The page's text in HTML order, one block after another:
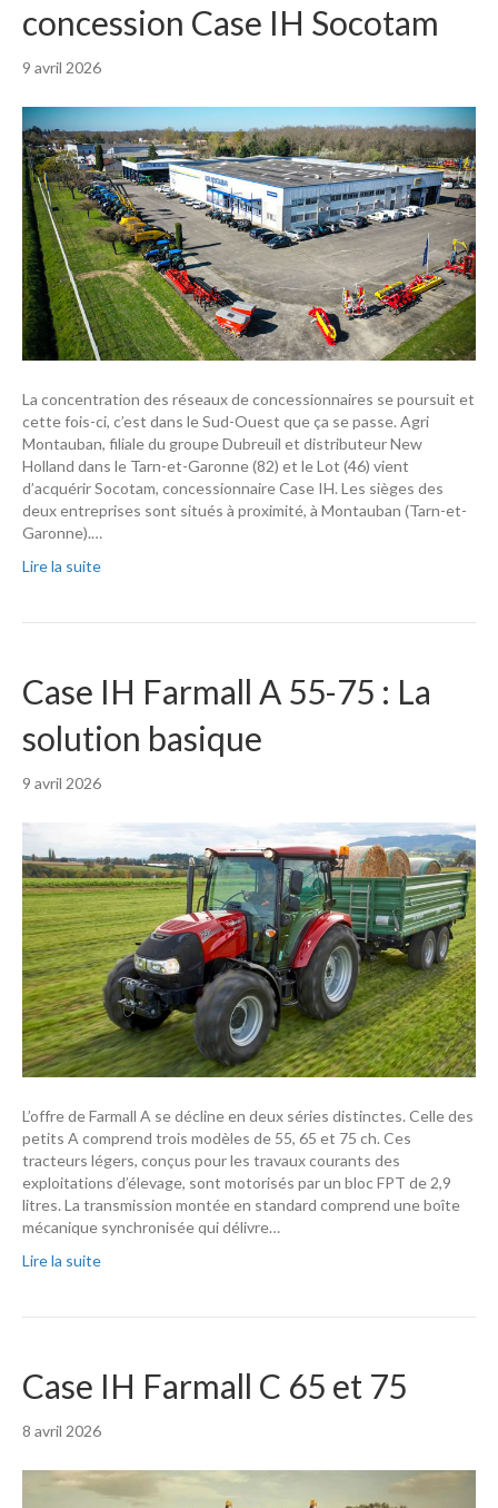
concession Case IH Socotam
9 avril 2026
La concentration des réseaux de concessionnaires se poursuit et
cette fois-ci, c’est dans le Sud-Ouest que ça se passe. Agri
Montauban, filiale du groupe Dubreuil et distributeur New
Holland dans le Tarn-et-Garonne (82) et le Lot (46) vient
d’acquérir Socotam, concessionnaire Case IH. Les sièges des
deux entreprises sont situés à proximité, à Montauban (Tarn-et-
Garonne).…
Lire la suite
Case IH Farmall A 55-75 : La
solution basique
9 avril 2026
L’offre de Farmall A se décline en deux séries distinctes. Celle des
petits A comprend trois modèles de 55, 65 et 75 ch. Ces
tracteurs légers, conçus pour les travaux courants des
exploitations d’élevage, sont motorisés par un bloc FPT de 2,9
litres. La transmission montée en standard comprend une boîte
mécanique synchronisée qui délivre…
Lire la suite
Case IH Farmall C 65 et 75
8 avril 2026